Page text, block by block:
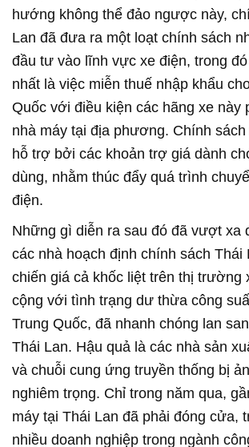
hướng không thể đảo ngược này,
Lan đã đưa ra một loạt chính sách
đầu tư vào lĩnh vực xe điện, trong
nhất là việc miễn thuế nhập khẩu
Quốc với điều kiện các hãng xe này
nhà máy tại địa phương. Chính
hỗ trợ bởi các khoản trợ giá dành
dùng, nhằm thúc đẩy quá trình
điện.
Những gì diễn ra sau đó đã vượt xa
các nhà hoạch định chính sách Thái
chiến giá cả khốc liệt trên thị trường
cộng với tình trạng dư thừa công
Trung Quốc, đã nhanh chóng lan
Thái Lan. Hậu quả là các nhà sản
và chuỗi cung ứng truyền thống bị
nghiêm trọng. Chỉ trong năm qua,
máy tại Thái Lan đã phải đóng cửa,
nhiều doanh nghiệp trong ngành